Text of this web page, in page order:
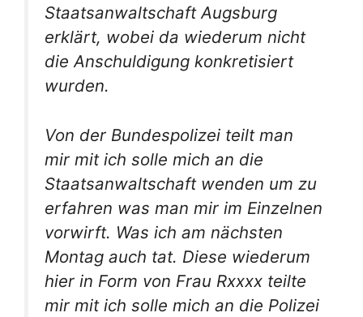
Staatsanwaltschaft Augsburg
erklärt, wobei da wiederum nicht
die Anschuldigung konkretisiert
wurden.
Von der Bundespolizei teilt man
mir mit ich solle mich an die
Staatsanwaltschaft wenden um zu
erfahren was man mir im Einzelnen
vorwirft. Was ich am nächsten
Montag auch tat. Diese wiederum
hier in Form von Frau Rxxxx teilte
mir mit ich solle mich an die Polizei